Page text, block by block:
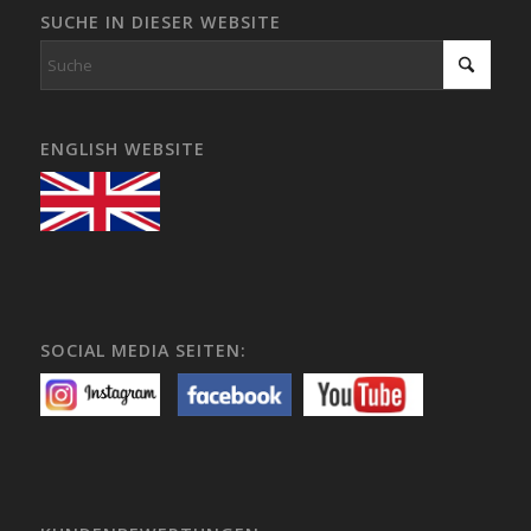
SUCHE IN DIESER WEBSITE
ENGLISH WEBSITE
SOCIAL MEDIA SEITEN: